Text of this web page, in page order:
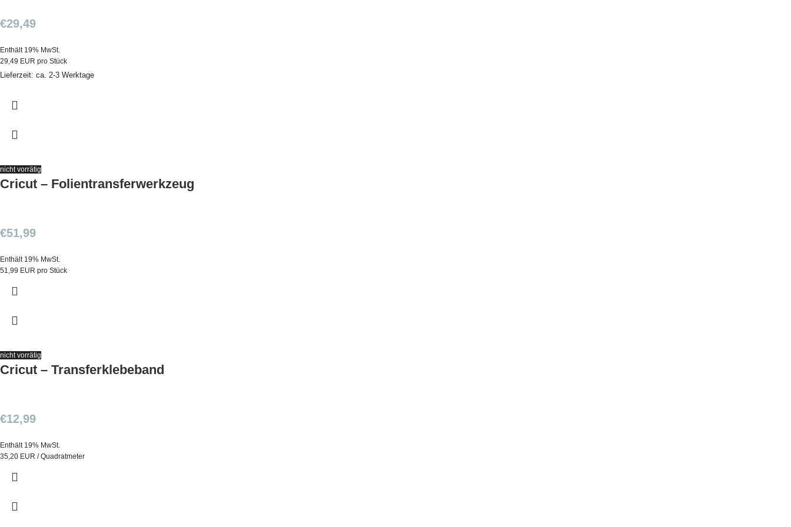
€29,49
Enthält 19% MwSt.
29,49 EUR pro Stück
Lieferzeit: ca. 2-3 Werktage
nicht vorrätig
Cricut – Folientransferwerkzeug
€51,99
Enthält 19% MwSt.
51,99 EUR pro Stück
nicht vorrätig
Cricut – Transferklebeband
€12,99
Enthält 19% MwSt.
35,20 EUR / Quadratmeter